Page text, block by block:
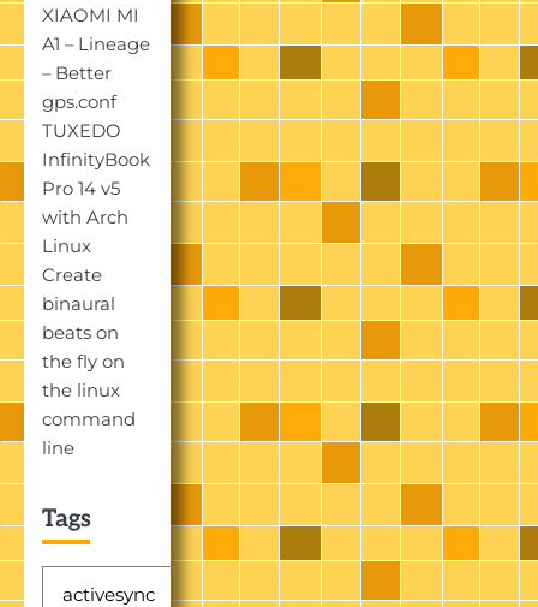
XIAOMI MI
A1 – Lineage
– Better
gps.conf
TUXEDO
InfinityBook
Pro 14 v5
with Arch
Linux
Create
binaural
beats on
the fly on
the linux
command
line
Tags
activesync